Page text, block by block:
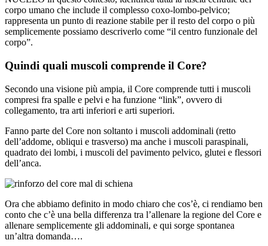
corpo umano che include il complesso coxo-lombo-pelvico;
rappresenta un punto di reazione stabile per il resto del corpo o più
semplicemente possiamo descriverlo come “il centro funzionale del
corpo”.
Quindi quali muscoli comprende il Core?
Secondo una visione più ampia, il Core comprende tutti i muscoli
compresi fra spalle e pelvi e ha funzione “link”, ovvero di
collegamento, tra arti inferiori e arti superiori.
Fanno parte del Core non soltanto i muscoli addominali (retto
dell’addome, obliqui e trasverso) ma anche i muscoli paraspinali,
quadrato dei lombi, i muscoli del pavimento pelvico, glutei e flessori
dell’anca.
Ora che abbiamo definito in modo chiaro che cos’è, ci rendiamo ben
conto che c’è una bella differenza tra l’allenare la regione del Core e
allenare semplicemente gli addominali, e qui sorge spontanea
un’altra domanda….